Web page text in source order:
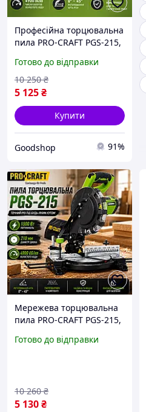
Професійна торцювальна
пила PRO-CRAFT PGS-215,
для дерева та ламінату
Готово до відправки
5 125₴
10 250 ₴
Купити
Goodshop 91%
Мережева торцювальна
пила PRO-CRAFT PGS-215,
розмітка, пропил 120×60
Готово до відправки
5 130₴
10 260 ₴